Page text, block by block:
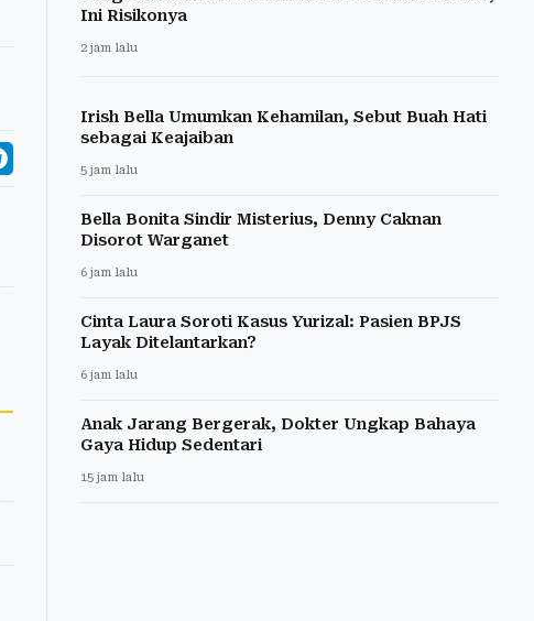
Ini Risikonya
2 jam lalu
Irish Bella Umumkan Kehamilan, Sebut Buah Hati
sebagai Keajaiban
5 jam lalu
Bella Bonita Sindir Misterius, Denny Caknan
Disorot Warganet
6 jam lalu
Cinta Laura Soroti Kasus Yurizal: Pasien BPJS
Layak Ditelantarkan?
6 jam lalu
Anak Jarang Bergerak, Dokter Ungkap Bahaya
Gaya Hidup Sedentari
15 jam lalu